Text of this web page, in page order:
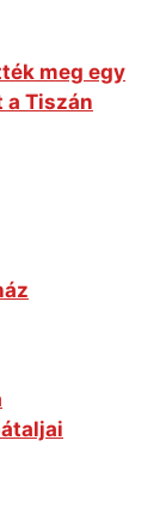
meg egy
a Tiszán